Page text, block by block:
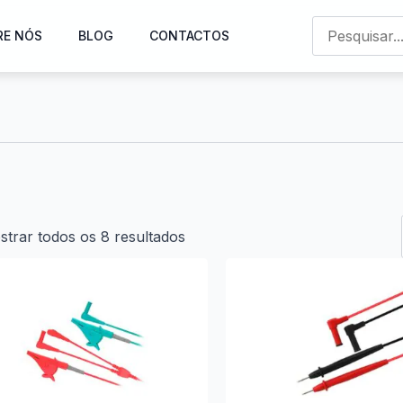
NÓS BLOG CONTACTOS
todos os 8 resultados